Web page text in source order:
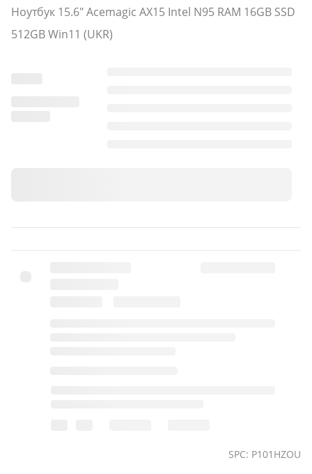
Ноутбук 15.6" Acemagic AX15 Intel N95 RAM 16GB SSD
512GB Win11 (UKR)
SPC: P101HZOU